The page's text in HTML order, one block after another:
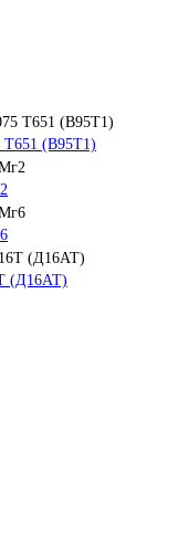
Т651 (В95Т1)
(Д16АТ)